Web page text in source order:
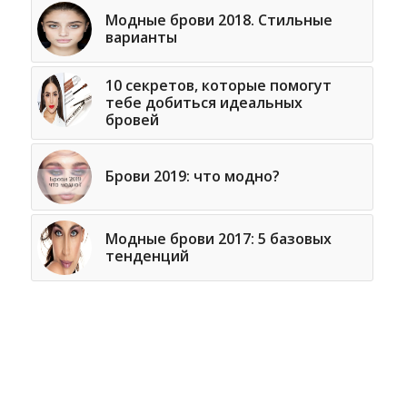
Модные брови 2018. Стильные
варианты
10 секретов, которые помогут
тебе добиться идеальных
бровей
Брови 2019: что модно?
Модные брови 2017: 5 базовых
тенденций